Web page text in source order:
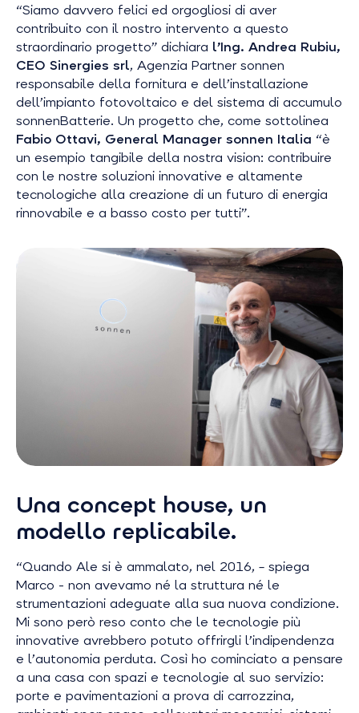
“Siamo davvero felici ed orgogliosi di aver
contribuito con il nostro intervento a questo
straordinario progetto” dichiara l’Ing. Andrea Rubiu,
CEO Sinergies srl, Agenzia Partner sonnen
responsabile della fornitura e dell’installazione
dell’impianto fotovoltaico e del sistema di accumulo
sonnenBatterie. Un progetto che, come sottolinea
Fabio Ottavi, General Manager sonnen Italia “è
un esempio tangibile della nostra vision: contribuire
con le nostre soluzioni innovative e altamente
tecnologiche alla creazione di un futuro di energia
rinnovabile e a basso costo per tutti”.
Una concept house, un
modello replicabile.
“Quando Ale si è ammalato, nel 2016, – spiega
Marco - non avevamo né la struttura né le
strumentazioni adeguate alla sua nuova condizione.
Mi sono però reso conto che le tecnologie più
innovative avrebbero potuto offrirgli l’indipendenza
e l’autonomia perduta. Così ho cominciato a pensare
a una casa con spazi e tecnologie al suo servizio:
porte e pavimentazioni a prova di carrozzina,